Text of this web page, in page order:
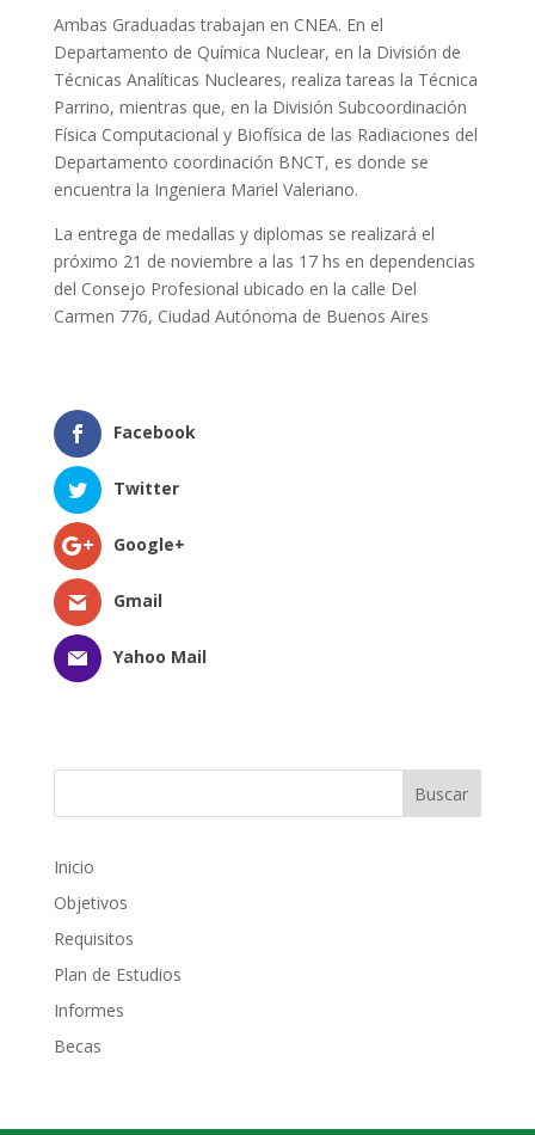
Ambas Graduadas trabajan en CNEA. En el
Departamento de Química Nuclear, en la División de
Técnicas Analíticas Nucleares, realiza tareas la Técnica
Parrino, mientras que, en la División Subcoordinación
Física Computacional y Biofísica de las Radiaciones del
Departamento coordinación BNCT, es donde se
encuentra la Ingeniera Mariel Valeriano.
La entrega de medallas y diplomas se realizará el
próximo 21 de noviembre a las 17 hs en dependencias
del Consejo Profesional ubicado en la calle Del
Carmen 776, Ciudad Autónoma de Buenos Aires
Facebook
Twitter
Google+
Gmail
Yahoo Mail
Inicio
Objetivos
Requisitos
Plan de Estudios
Informes
Becas